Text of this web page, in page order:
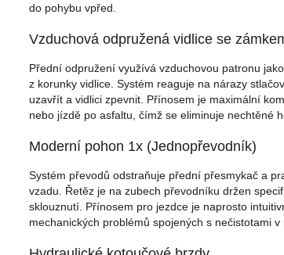
do pohybu vpřed.
Vzduchová odpružená vidlice se
Přední odpružení využívá vzduchovou patronu
z korunky vidlice. Systém reaguje na nárazy
uzavřít a vidlici zpevnit. Přínosem je maximální
nebo jízdě po asfaltu, čímž se eliminuje nechtěné
Moderní pohon 1x (Jednopřevodník)
Systém převodů odstraňuje přední přesmykač a
vzadu. Řetěz je na zubech převodníku držen
sklouznutí. Přínosem pro jezdce je naprosto
mechanických problémů spojených s nečistotami v